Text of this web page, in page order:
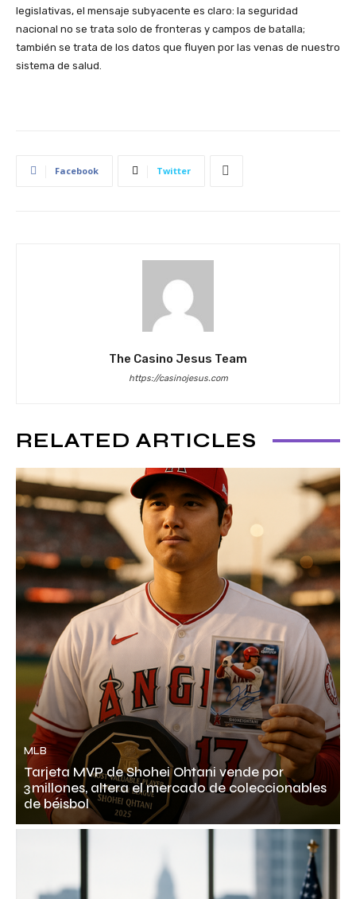
legislativas, el mensaje subyacente es claro: la seguridad
nacional no se trata solo de fronteras y campos de batalla;
también se trata de los datos que fluyen por las venas de nuestro
sistema de salud.
Facebook Twitter
The Casino Jesus Team
https://casinojesus.com
RELATED ARTICLES
MLB
Tarjeta MVP de Shohei Ohtani vende por
3 millones, altera el mercado de coleccionables
de béisbol